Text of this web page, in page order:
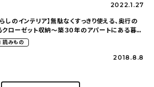
2022.1.27
らしのインテリア】無駄なくすっきり使える、奥行の
クローゼット収納〜築３０年のアパートにある暮ら
mari_ppe_さん）
読みもの
2018.8.8